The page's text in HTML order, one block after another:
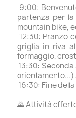
9:00:
partenza per
mountain bike,
12:30: Pranzo
griglia in riva
formaggio,
13:30:
orientamento...).
16:30: Fine
🌄 Attività